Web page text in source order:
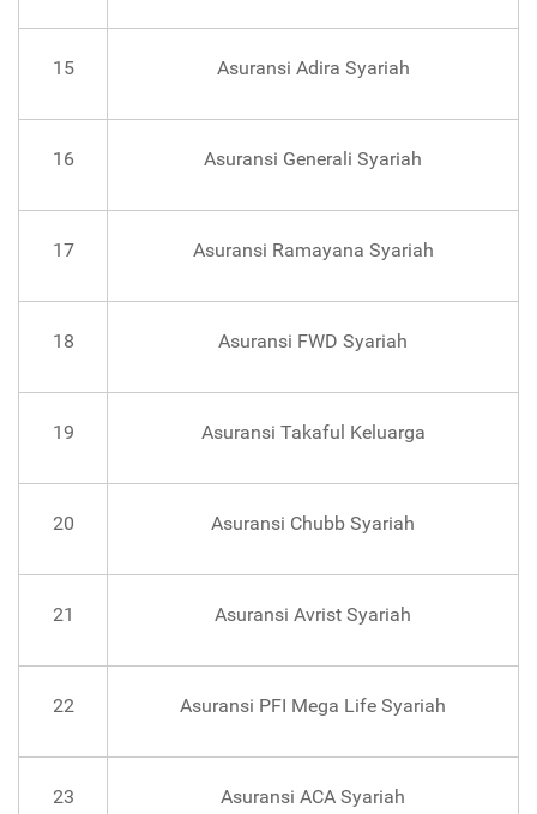
15 Asuransi Adira Syariah
16 Asuransi Generali Syariah
17 Asuransi Ramayana Syariah
18 Asuransi FWD Syariah
19 Asuransi Takaful Keluarga
20 Asuransi Chubb Syariah
21 Asuransi Avrist Syariah
22 Asuransi PFI Mega Life Syariah
23 Asuransi ACA Syariah